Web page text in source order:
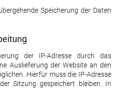
Speicherung der Daten
der IP-Adresse durch das
Auslieferung der Website an den
Hierfür muss die IP-Adresse
Sitzung gespeichert bleiben. In